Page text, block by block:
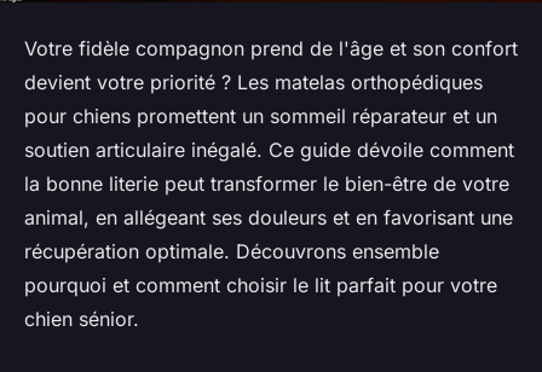
Votre fidèle compagnon prend de l'âge et son confort
devient votre priorité ? Les matelas orthopédiques
pour chiens promettent un sommeil réparateur et un
soutien articulaire inégalé. Ce guide dévoile comment
la bonne literie peut transformer le bien-être de votre
animal, en allégeant ses douleurs et en favorisant une
récupération optimale. Découvrons ensemble
pourquoi et comment choisir le lit parfait pour votre
chien sénior.